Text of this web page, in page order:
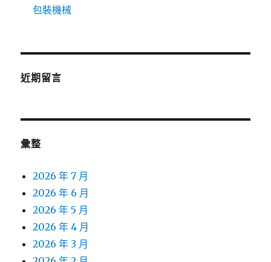
包裝機械
近期留言
彙整
2026 年 7 月
2026 年 6 月
2026 年 5 月
2026 年 4 月
2026 年 3 月